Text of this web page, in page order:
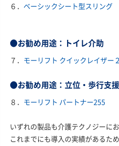
６． ベーシックシート型スリング
●お勧め用途：トイレ介助
７． モーリフト クイックレイザー２
●お勧め用途：立位・歩行支援
８． モーリフト パートナー255
いずれの製品も介護テクノジーに
これまでにも導入の実績があるた